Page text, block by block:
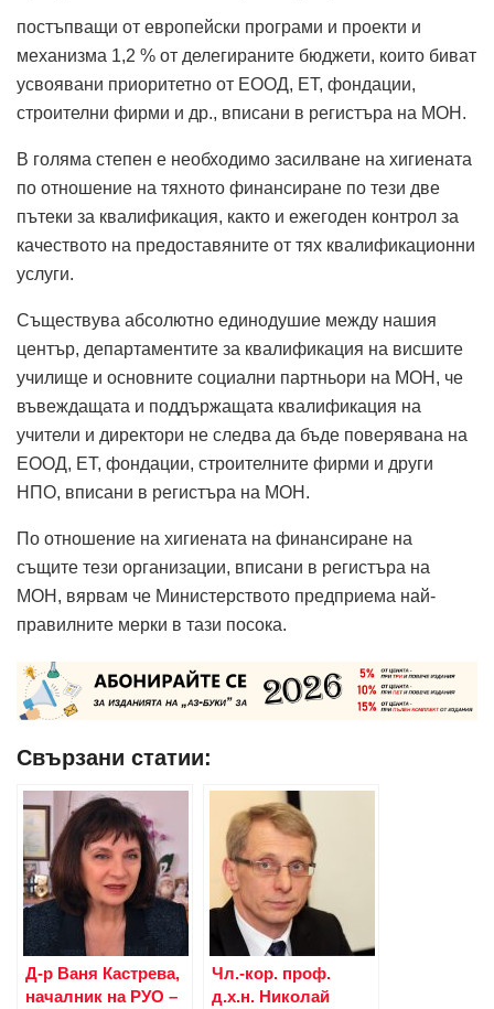
постъпващи от европейски програми и проекти и
механизма 1,2 % от делегираните бюджети, които биват
усвоявани приоритетно от ЕООД, ЕТ, фондации,
строителни фирми и др., вписани в регистъра на МОН.
В голяма степен е необходимо засилване на хигиената
по отношение на тяхното финансиране по тези две
пътеки за квалификация, както и ежегоден контрол за
качеството на предоставяните от тях квалификационни
услуги.
Съществува абсолютно единодушие между нашия
център, департаментите за квалификация на висшите
училище и основните социални партньори на МОН, че
въвеждащата и поддържащата квалификация на
учители и директори не следва да бъде поверявана на
ЕООД, ЕТ, фондации, строителните фирми и други
НПО, вписани в регистъра на МОН.
По отношение на хигиената на финансиране на
същите тези организации, вписани в регистъра на
МОН, вярвам че Министерството предприема най-
правилните мерки в тази посока.
Свързани статии:
Д-р Ваня Кастрева,
началник на РУО –
Чл.-кор. проф.
д.х.н. Николай